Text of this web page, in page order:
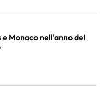
e Monaco nell'anno del